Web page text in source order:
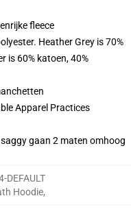
fleece
Heather Grey is 70%
is 60% katoen, 40%
Apparel Practices
gaan 2 maten omhoog
DEFAULT
Hoodie,